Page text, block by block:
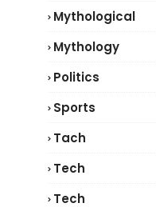
Mythological
Mythology
Politics
Sports
Tach
Tech
Tech